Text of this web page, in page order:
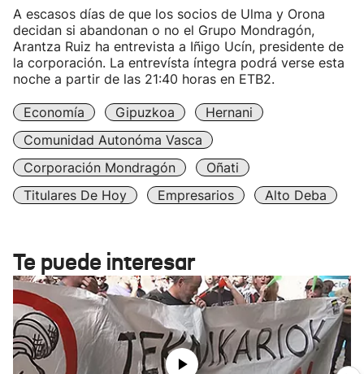
A escasos días de que los socios de Ulma y Orona
decidan si abandonan o no el Grupo Mondragón,
Arantza Ruiz ha entrevista a Iñigo Ucín, presidente de
la corporación. La entrevísta íntegra podrá verse esta
noche a partir de las 21:40 horas en ETB2.
Economía Gipuzkoa
Hernani
Comunidad Autonóma Vasca
Corporación Mondragón
Oñati
Titulares De Hoy
Empresarios Alto Deba
Te puede interesar